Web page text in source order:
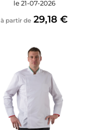
le 21-07-2026
à partir de 29,18 €